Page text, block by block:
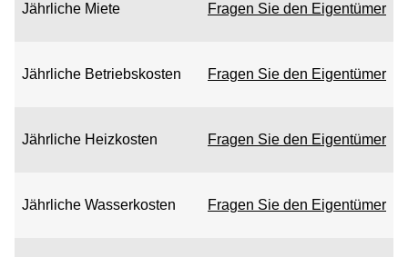
Jährliche Miete Fragen Sie den Eigentümer
Jährliche Betriebskosten Fragen Sie den Eigentümer
Jährliche Heizkosten Fragen Sie den Eigentümer
Jährliche Wasserkosten Fragen Sie den Eigentümer